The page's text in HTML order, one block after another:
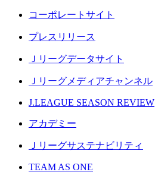
コーポレートサイト
プレスリリース
Ｊリーグデータサイト
Ｊリーグメディアチャンネル
J.LEAGUE SEASON REVIEW
アカデミー
Ｊリーグサステナビリティ
TEAM AS ONE